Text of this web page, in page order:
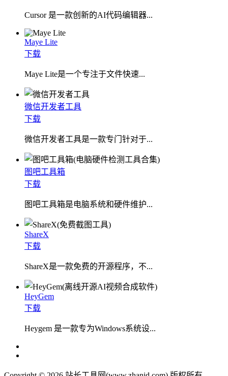
Cursor 是一款创新的AI代码编辑器...
Maye Lite
下载
​Maye Lite是一个专注于文件快速...
微信开发者工具
下载
微信开发者工具是一款专门针对于...
图吧工具箱
下载
图吧工具箱是电脑系统和硬件维护...
ShareX
下载
ShareX是一款免费的开源程序，不...
HeyGem
下载
Heygem 是一款专为Windows系统设...